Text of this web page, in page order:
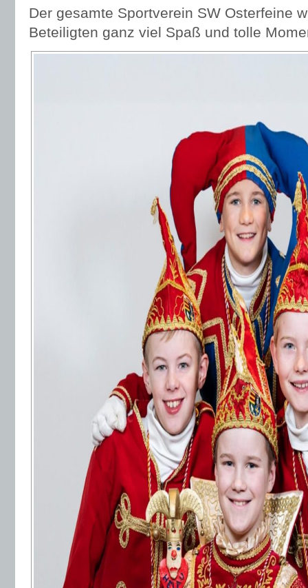
Der gesamte Sportverein SW Osterfeine
Beteiligten ganz viel Spaß und tolle